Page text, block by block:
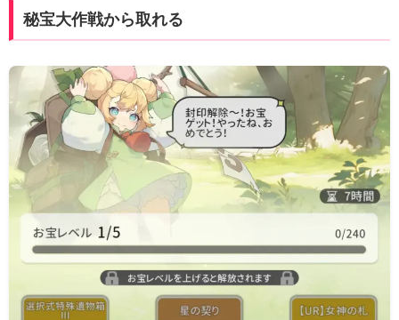
秘宝大作戦から取れる